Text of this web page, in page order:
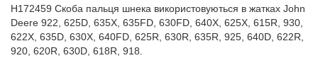
H172459 Скоба пальця шнека використовуються в жатках John
Deere 922, 625D, 635X, 635FD, 630FD, 640X, 625X, 615R, 930,
622X, 635D, 630X, 640FD, 625R, 630R, 635R, 925, 640D, 622R,
920, 620R, 630D, 618R, 918.